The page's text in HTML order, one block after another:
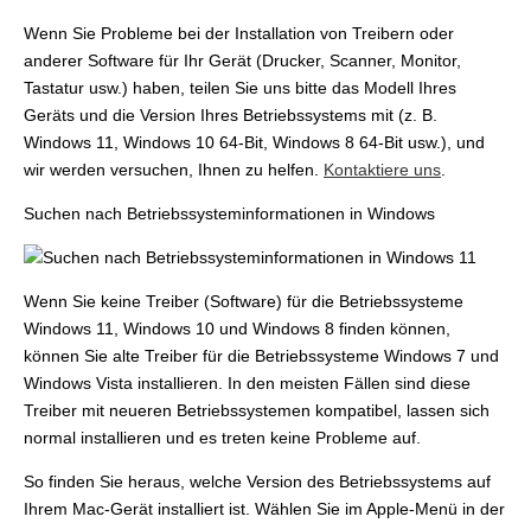
Wenn Sie Probleme bei der Installation von Treibern oder
anderer Software für Ihr Gerät (Drucker, Scanner, Monitor,
Tastatur usw.) haben, teilen Sie uns bitte das Modell Ihres
Geräts und die Version Ihres Betriebssystems mit (z. B.
Windows 11, Windows 10 64-Bit, Windows 8 64-Bit usw.), und
wir werden versuchen, Ihnen zu helfen. Kontaktiere uns
Suchen nach Betriebssysteminformationen in Windows
Wenn Sie keine Treiber (Software) für die Betriebssysteme
Windows 11, Windows 10 und Windows 8 finden können,
können Sie alte Treiber für die Betriebssysteme Windows 7 und
Windows Vista installieren. In den meisten Fällen sind diese
Treiber mit neueren Betriebssystemen kompatibel, lassen sich
normal installieren und es treten keine Probleme auf.
So finden Sie heraus, welche Version des Betriebssystems auf
Ihrem Mac-Gerät installiert ist. Wählen Sie im Apple-Menü in der